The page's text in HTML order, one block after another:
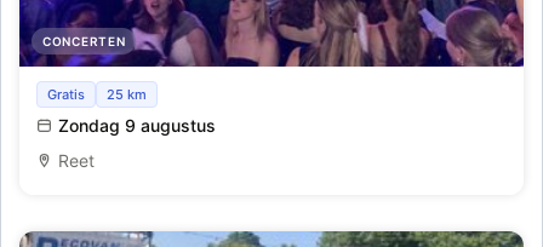
CONCERTEN
Lichtfeesten Zingt
Gratis 25 km
Zondag 9 augustus
Reet